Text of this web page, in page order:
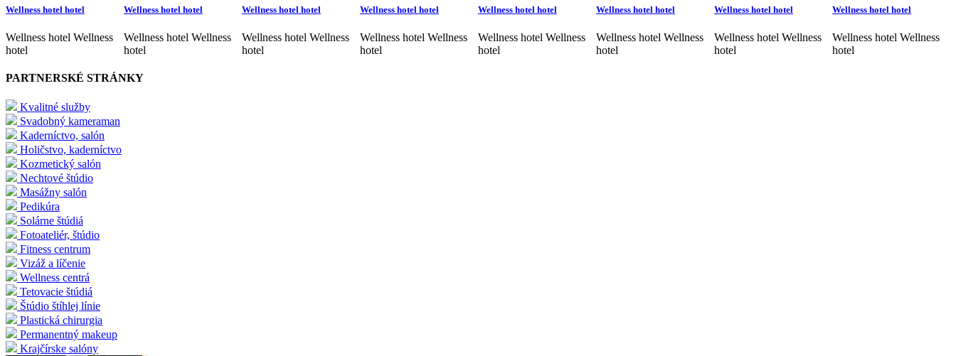
Wellness hotel hotel
Wellness hotel Wellness
hotel
Wellness hotel hotel
Wellness hotel Wellness
hotel
Wellness hotel hotel
Wellness hotel Wellness
hotel
Wellness hotel hotel
Wellness hotel Wellness
hotel
Wellness hotel hotel
Wellness hotel Wellness
hotel
Wellness hotel hotel
Wellness hotel Wellness
hotel
Wellness hotel hotel
Wellness hotel Wellness
hotel
Wellness hotel hotel
Wellness hotel Wellness
hotel
PARTNERSKÉ STRÁNKY
Kvalitné služby
Svadobný kameraman
Kaderníctvo, salón
Holičstvo, kaderníctvo
Kozmetický salón
Nechtové štúdio
Masážny salón
Pedikúra
Solárne štúdiá
Fotoateliér, štúdio
Fitness centrum
Vizáž a líčenie
Wellness centrá
Tetovacie štúdiá
Štúdio štíhlej línie
Plastická chirurgia
Permanentný makeup
Krajčírske salóny